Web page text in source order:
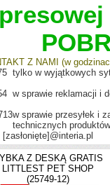
Z NAMI (w
tylko w wyjątkowych
w sprawie reklamacji i
w sprawie przesyłek i
technicznych produktów
[zasłonięte] @interia.pl
Z DESKĄ GRATIS
LITTLEST PET SHOP
(25749-12)